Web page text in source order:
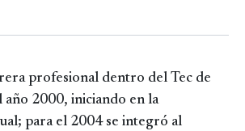
profesional dentro del Tec de
2000, iniciando en la
para el 2004 se integró al